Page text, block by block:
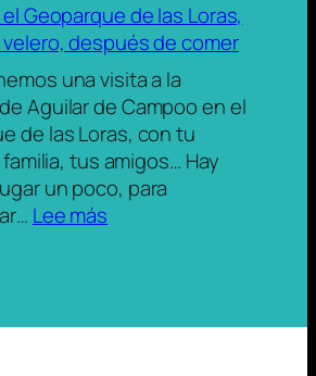
Geoparque de las Loras,
después de comer
una visita a la
Aguilar de Campoo en el
de las Loras, con tu
tus amigos… Hay
un poco, para
Lee más
el